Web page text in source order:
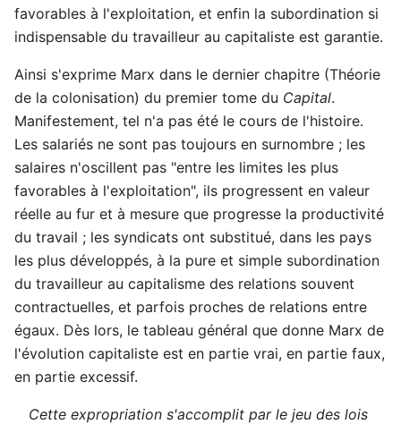
favorables à l'exploitation, et enfin la subordination si
indispensable du travailleur au capitaliste est garantie.
Ainsi s'exprime Marx dans le dernier chapitre (Théorie
de la colonisation) du premier tome du Capital.
Manifestement, tel n'a pas été le cours de l'histoire.
Les salariés ne sont pas toujours en surnombre ; les
salaires n'oscillent pas "entre les limites les plus
favorables à l'exploitation", ils progressent en valeur
réelle au fur et à mesure que progresse la productivité
du travail ; les syndicats ont substitué, dans les pays
les plus développés, à la pure et simple subordination
du travailleur au capitalisme des relations souvent
contractuelles, et parfois proches de relations entre
égaux. Dès lors, le tableau général que donne Marx de
l'évolution capitaliste est en partie vrai, en partie faux,
en partie excessif.
Cette expropriation s'accomplit par le jeu des lois